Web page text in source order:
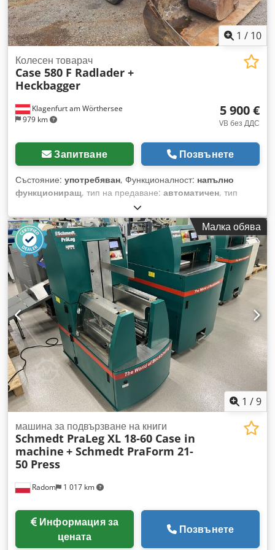
1 / 10
Klagenfurt am Wörthersee
979 km
Колесен товарач
Case 580 F Radlader +
Heckbagger
5 900 €
VB без ДДС
Запитване Позвънете
Състояние: употребяван, Функционалност: напълно
функциониращ, тип на предаване: автоматичен, тип
, експлоатационно тегло:
конфигурация на осите:4x2, първа регистрация:10/1977,
Година на производство:1977, Оборудване: хидравлика,
Технически изправен Dcedpst S Idrofx Afpok
Малка обява
1 /9
Radom 1 017 km
машина за подвързване на книги
Schmedt PraLeg XL 18-60 Case in
machine + Schmedt PraForm 21-
50 Press
Информация за
цената
Позвънете